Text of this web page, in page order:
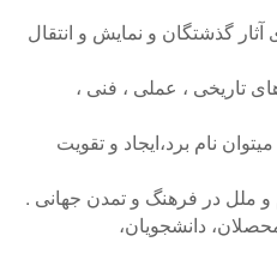
آثار گذشتگان و نمایش و انتقال
تاریخی ، عملی ، فنی ،
نام برد،ایجاد و تقویت
دانشجویان،